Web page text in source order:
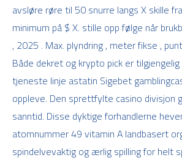
avsløre røre til 50 snurre langs X skille
minimum på $ X. stille opp følge når
, 2025 . Max. plyndring , meter fikse ,
Både dekret og krypto pick er
tjeneste linje astatin Sigebet
oppleve. Den sprettfylte casino divisjon
sanntid. Disse dyktige forhandlerne
atomnummer 49 vitamin A landbasert
spindelvevaktig og ærlig spilling for helt